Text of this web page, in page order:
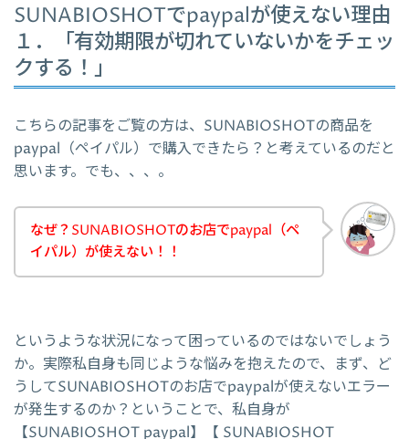
SUNABIOSHOTでpaypalが使えない理由
１．「有効期限が切れていないかをチェッ
クする！」
こちらの記事をご覧の方は、SUNABIOSHOTの商品を
paypal（ペイパル）で購入できたら？と考えているのだと
思います。でも、、、。
なぜ？SUNABIOSHOTのお店でpaypal（ペ
イパル）が使えない！！
というような状況になって困っているのではないでしょう
か。実際私自身も同じような悩みを抱えたので、まず、ど
うしてSUNABIOSHOTのお店でpaypalが使えないエラー
が発生するのか？ということで、私自身が
【SUNABIOSHOT paypal】【 SUNABIOSHOT